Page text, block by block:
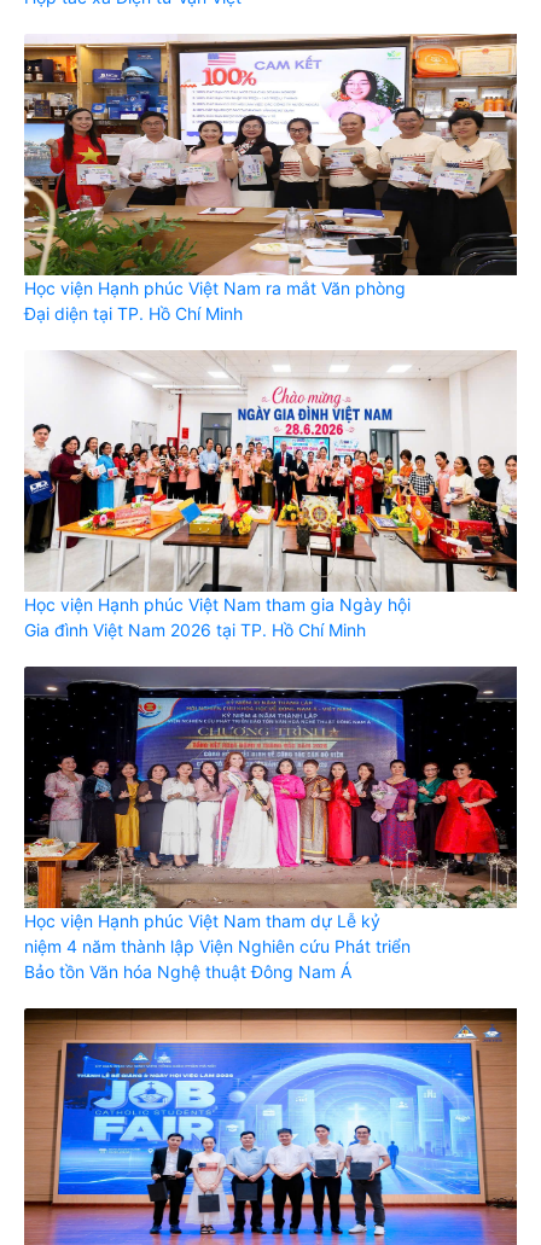
Học viện Hạnh phúc Việt Nam ra mắt Văn phòng
Đại diện tại TP. Hồ Chí Minh
Học viện Hạnh phúc Việt Nam tham gia Ngày hội
Gia đình Việt Nam 2026 tại TP. Hồ Chí Minh
Học viện Hạnh phúc Việt Nam tham dự Lễ kỷ
niệm 4 năm thành lập Viện Nghiên cứu Phát triển
Bảo tồn Văn hóa Nghệ thuật Đông Nam Á